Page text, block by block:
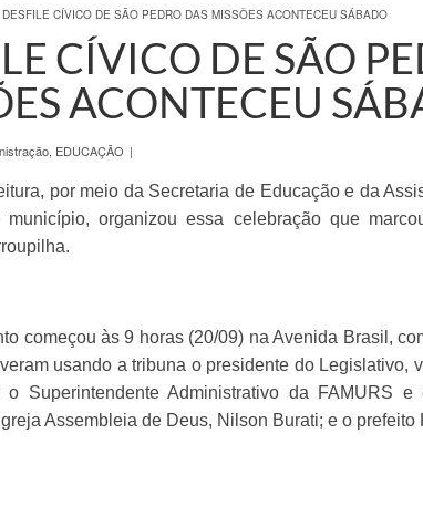
DESFILE CÍVICO DE SÃO PEDRO DAS MISSÕES ACONTECEU SÁBADO
CÍVICO DE SÃO
ACONTECEU
, EDUCAÇÃO |
por meio da Secretaria de Educação e da
organizou essa celebração que
começou às 9 horas (20/09) na Avenida Brasil,
usando a tribuna o presidente do Legislativo,
o Superintendente Administrativo da FAMURS
Assembleia de Deus, Nilson Burati; e o